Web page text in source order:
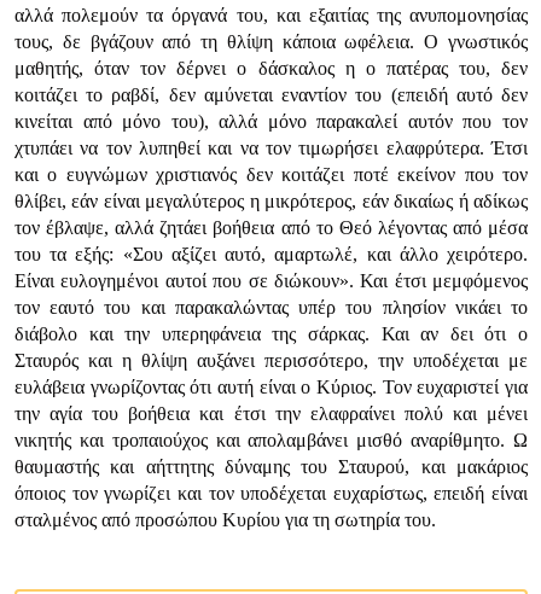
αλλά πολεμούν τα όργανά του, και εξαιτίας της ανυπομονησίας
τους, δε βγάζουν από τη θλίψη κάποια ωφέλεια. Ο γνωστικός
μαθητής, όταν τον δέρνει ο δάσκαλος η ο πατέρας του, δεν
κοιτάζει το ραβδί, δεν αμύνεται εναντίον του (επειδή αυτό δεν
κινείται από μόνο του), αλλά μόνο παρακαλεί αυτόν που τον
χτυπάει να τον λυπηθεί και να τον τιμωρήσει ελαφρύτερα. Έτσι
και ο ευγνώμων χριστιανός δεν κοιτάζει ποτέ εκείνον που τον
θλίβει, εάν είναι μεγαλύτερος η μικρότερος, εάν δικαίως ή αδίκως
τον έβλαψε, αλλά ζητάει βοήθεια από το Θεό λέγοντας από μέσα
του τα εξής: «Σου αξίζει αυτό, αμαρτωλέ, και άλλο χειρότερο.
Είναι ευλογημένοι αυτοί που σε διώκουν». Και έτσι μεμφόμενος
τον εαυτό του και παρακαλώντας υπέρ του πλησίον νικάει το
διάβολο και την υπερηφάνεια της σάρκας. Και αν δει ότι ο
Σταυρός και η θλίψη αυξάνει περισσότερο, την υποδέχεται με
ευλάβεια γνωρίζοντας ότι αυτή είναι ο Κύριος. Τον ευχαριστεί για
την αγία του βοήθεια και έτσι την ελαφραίνει πολύ και μένει
νικητής και τροπαιούχος και απολαμβάνει μισθό αναρίθμητο. Ω
θαυμαστής και αήττητης δύναμης του Σταυρού, και μακάριος
όποιος τον γνωρίζει και τον υποδέχεται ευχαρίστως, επειδή είναι
σταλμένος από προσώπου Κυρίου για τη σωτηρία του.